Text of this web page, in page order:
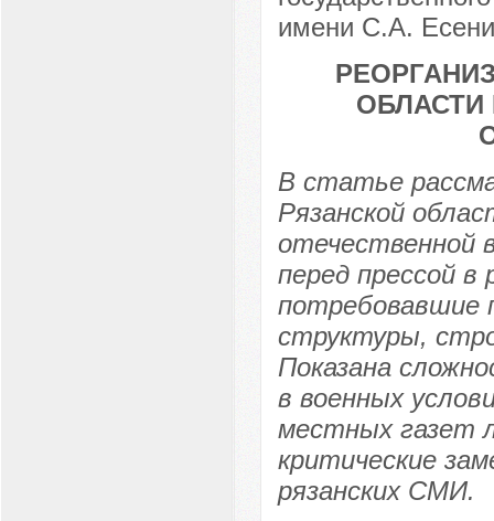
имени С.А.
В статье
Рязанской
отечественной
перед прессой
потребовавшие
структуры,
Показана
в военных
местных газет
критические
рязанских СМИ.